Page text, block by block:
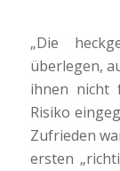
„Die
überlegen,
ihnen nicht
Risiko
Zufrieden
ersten